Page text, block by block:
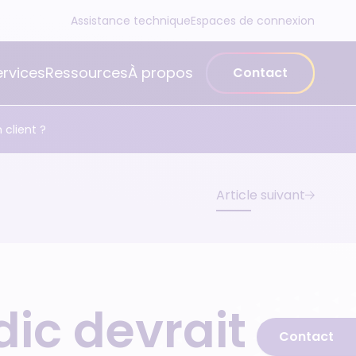
Assistance techniqueEspaces de connexion
RessourcesÀ propos Contact
client ?
Contact
Article suivant
devrait se